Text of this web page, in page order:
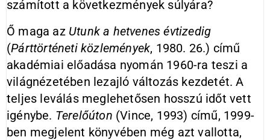
számított a következmények súlyára?
Ő maga az Utunk a hetvenes évtizedig
(Párttörténeti közlemények, 1980. 26.) című
akadémiai előadása nyomán 1960-ra teszi a
világnézetében lezajló változás kezdetét. A
teljes leválás meglehetősen hosszú időt vett
igénybe. Terelőúton (Vince, 1993) című, 1999-
ben megjelent könyvében még azt vallotta,